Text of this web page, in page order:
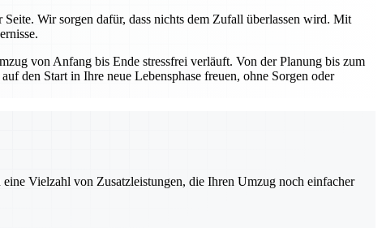
Wir sorgen dafür, dass nichts dem Zufall überlassen wird. Mit
von Anfang bis Ende stressfrei verläuft. Von der Planung bis zum
den Start in Ihre neue Lebensphase freuen, ohne Sorgen oder
Vielzahl von Zusatzleistungen, die Ihren Umzug noch einfacher